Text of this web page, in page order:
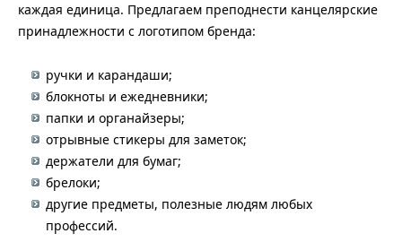
каждая единица. Предлагаем преподнести канцелярские
принадлежности с логотипом бренда:
ручки и карандаши;
блокноты и ежедневники;
папки и органайзеры;
отрывные стикеры для заметок;
держатели для бумаг;
брелоки;
другие предметы, полезные людям любых
профессий.